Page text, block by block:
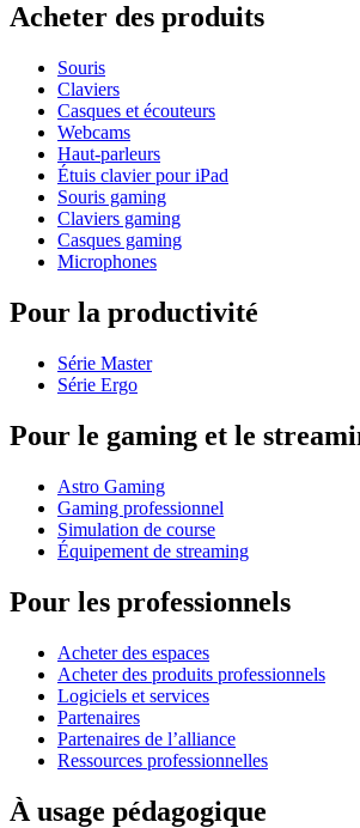
Acheter des produits
Souris
Claviers
Casques et écouteurs
Webcams
Haut-parleurs
Étuis clavier pour iPad
Souris gaming
Claviers gaming
Casques gaming
Microphones
Pour la productivité
Série Master
Série Ergo
Pour le gaming et le
Astro Gaming
Gaming professionnel
Simulation de course
Équipement de streaming
Pour les professionnels
Acheter des espaces
Acheter des produits professionnels
Logiciels et services
Partenaires
Partenaires de l’alliance
Ressources professionnelles
À usage pédagogique